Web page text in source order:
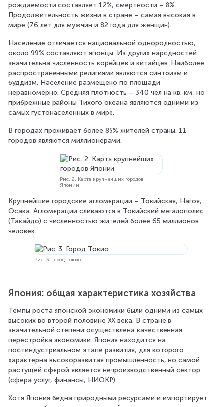
рождаемости составляет 12%, смертности – 8%.
Продолжительность жизни в стране – самая высокая в
мире (76 лет для мужчин и 82 года для женщин).
Население отличается национальной однородностью,
около 99% составляют японцы. Из других народностей
значительна численность корейцев и китайцев. Наиболее
распространенными религиями являются синтоизм и
буддизм. Население размещено по площади
неравномерно. Средняя плотность – 340 чел на кв. км, но
прибрежные районы Тихого океана являются одними из
самых густонаселенных в мире.
В городах проживает более 85% жителей страны. 11
городов являются миллионерами.
Рис. 2. Карта крупнейших городов
Японии
Крупнейшие городские агломерации – Токийская, Нагоя,
Осака. Агломерации сливаются в Токийский мегалополис
(Такайдо) с численностью жителей более 65 миллионов
человек.
Рис. 3. Город Токио
Япония: общая характеристика хозяйства
Темпы роста японской экономики были одними из самых
высоких во второй половине XX века. В стране в
значительной степени осуществлена качественная
перестройка экономики. Япония находится на
постиндустриальном этапе развития, для которого
характерна высокоразвитая промышленность, но самой
растущей сферой является непроизводственный сектор
(сфера услуг, финансы, НИОКР).
Хотя Япония бедна природными ресурсами и импортирует